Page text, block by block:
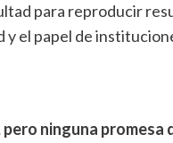
para reproducir
el papel de
ninguna promesa